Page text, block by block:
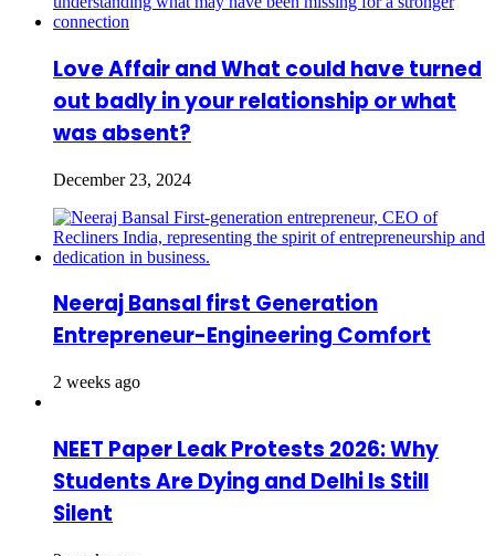
Love Affair and What could have turned
out badly in your relationship or what
was absent?
December 23, 2024
Neeraj Bansal first Generation
Entrepreneur-Engineering Comfort
2 weeks ago
NEET Paper Leak Protests 2026: Why
Students Are Dying and Delhi Is Still
Silent